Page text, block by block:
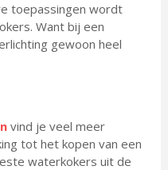
toepassingen wordt
Want bij een
gewoon heel
vind je veel meer
tot het kopen van een
waterkokers uit de